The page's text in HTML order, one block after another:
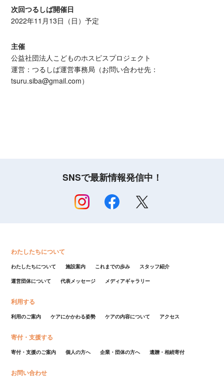
​次回つるしば開催日
2022年11月13日（日）予定
主催
公益社団法人こどものホスピスプロジェクト
運営：つるしば運営事務局（お問い合わせ先：
tsuru.siba@gmail.com）
SNSで最新情報発信中！
わたしたちについて
わたしたちについて 施設案内 これまでの歩み スタッフ紹介
運営団体について 代表メッセージ メディアギャラリー
利用する
利用のご案内 ケアにかかわる姿勢 ケアの内容について アクセス
寄付・支援する
寄付・支援のご案内 個人の方へ 企業・団体の方へ 遺贈・相続寄付
お問い合わせ